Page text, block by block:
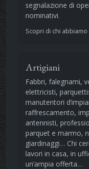
segnalazione di
nominativi.
Scopri di chi
Artigiani
Fabbri, falegnami,
elettricisti,
manutentori
raffrescamento,
antennisti,
parquet e marmo,
giardinaggi… Chi
lavori in casa, in
un’ampia offerta…